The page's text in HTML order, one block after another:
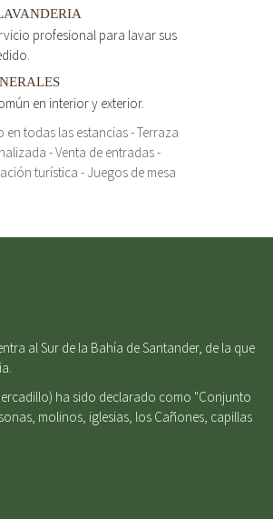
profesional para lavar sus
en interior y exterior.
en todas las estancias - Terraza
- Venta de entradas -
turística - Juegos de mesa
al Sur de la Bahía de Santander, de la que
ha sido declarado como "Conjunto
molinos, iglesias, los Cañones, capillas